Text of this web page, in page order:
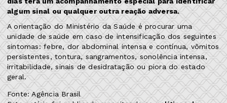
algum sinal ou qualquer outra reação adversa.
A orientação do Ministério da Saúde é procurar uma
unidade de saúde em caso de intensificação dos seguintes
sintomas: febre, dor abdominal intensa e contínua, vômitos
persistentes, tontura, sangramentos, sonolência intensa,
irritabilidade, sinais de desidratação ou piora do estado
geral.
Fonte: Agência Brasil